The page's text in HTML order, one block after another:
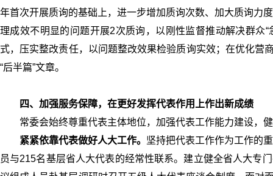
年首次开展质询的基础上，进一步增加质询次数、加大质询力
理成效不明显的问题开展2次质询，以刚性监督推动解决群众
式，压实整改责任，以问题整改效果检验质询实效；在优化营
“后半篇”文章。
四、加强服务保障，在更好发挥代表作用上作出新成绩
常委会始终尊重代表主体地位，加强代表工作能力建设，
紧紧依靠代表做好人大工作。 坚持把代表工作作为工作的
员与215名基层省人大代表的经常性联系。建立健全省人大专